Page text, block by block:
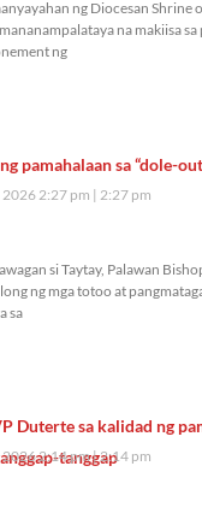
ng Diocesan Shrine
na makiisa
ng
pamahalaan sa “dole-
2026 2:27 pm 2:27 pm
si Taytay, Palawan
ng mga totoo at
sa
Duterte sa kalidad ng
tanggap
2026 2:14 pm 2:14 pm